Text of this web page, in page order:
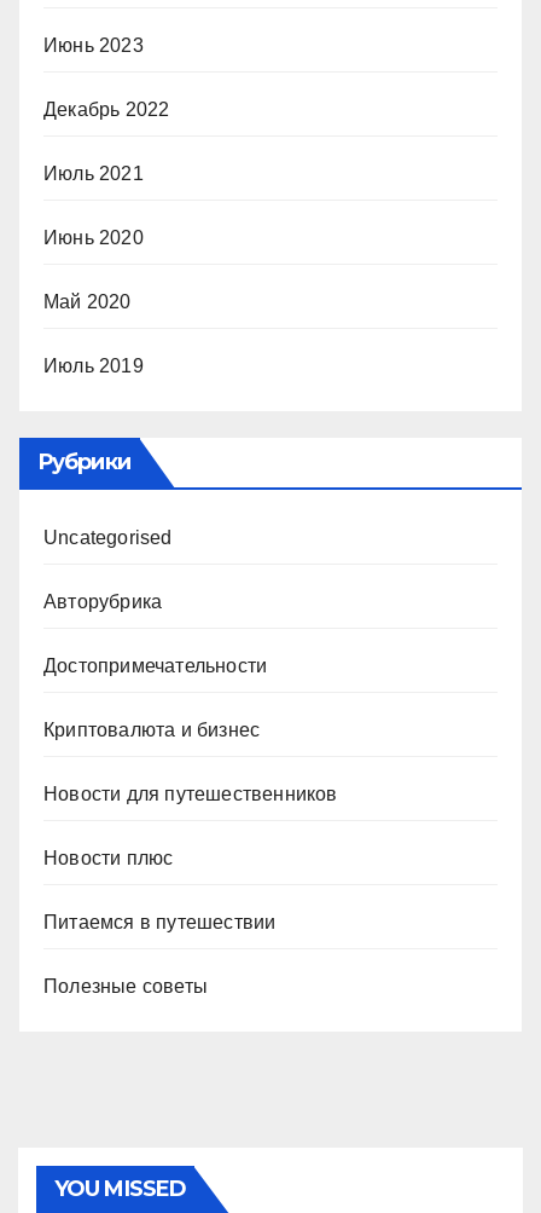
Июнь 2023
Декабрь 2022
Июль 2021
Июнь 2020
Май 2020
Июль 2019
Рубрики
Uncategorised
Авторубрика
Достопримечательности
Криптовалюта и бизнес
Новости для путешественников
Новости плюс
Питаемся в путешествии
Полезные советы
YOU MISSED